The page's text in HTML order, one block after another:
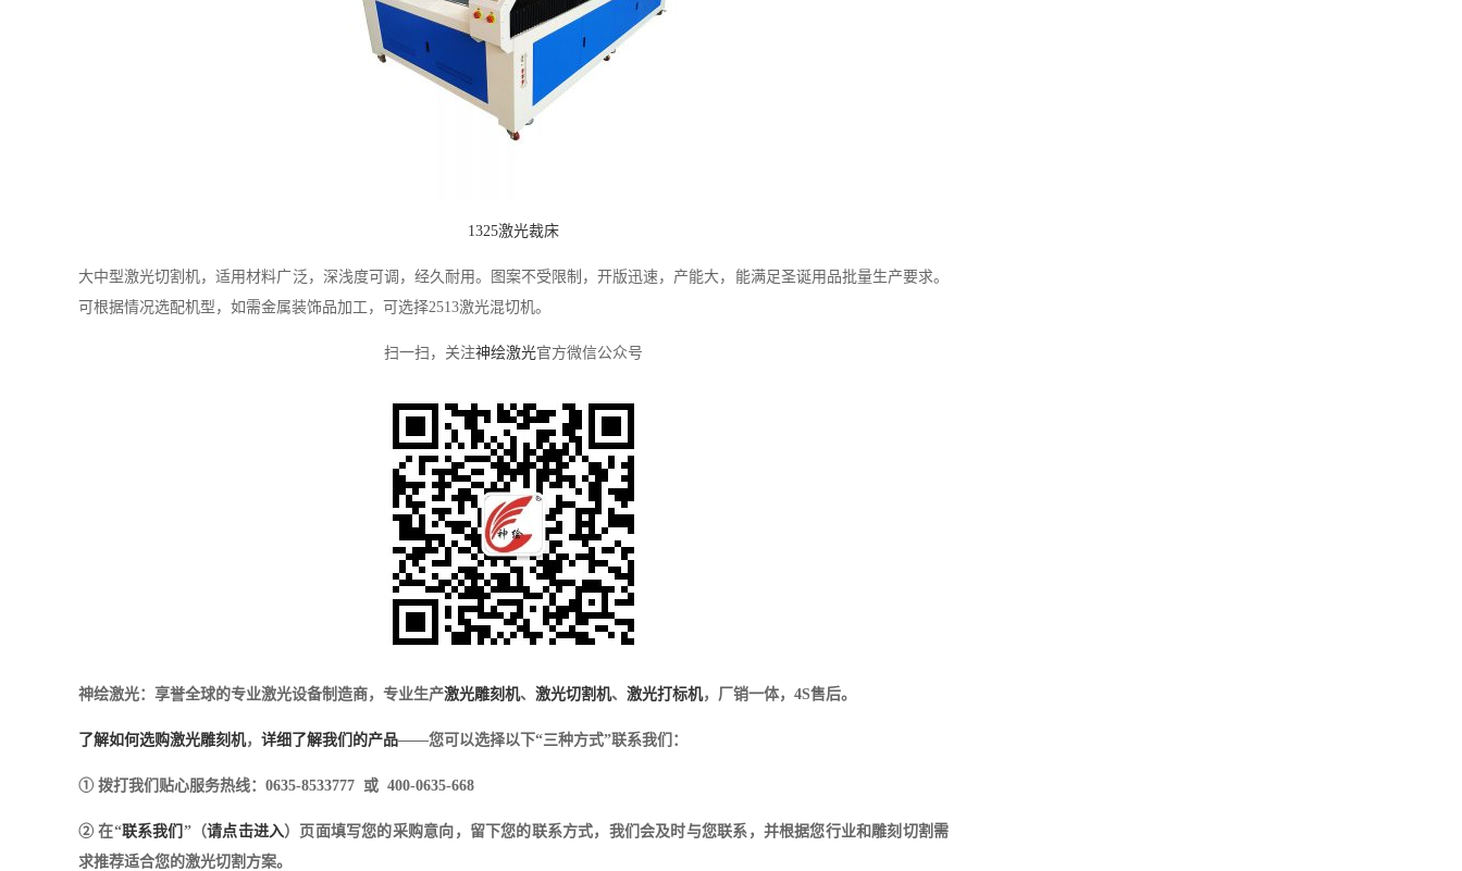
1325激光裁床
大中型激光切割机，适用材料广泛，深浅度可调，经久耐用。图案不受限制，开版迅速，产能大，能满足圣诞用品批量生产要求。
可根据情况选配机型，如需金属装饰品加工，可选择2513激光混切机。
扫一扫，关注神绘激光官方微信公众号
神绘激光：享誉全球的专业激光设备制造商，专业生产激光雕刻机、 激光切割机、 激光打标机，厂销一体，4S售后。
了解如何选购激光雕刻机， 详细了解我们的产品——您可以选择以下“三种方式”联系我们：
① 拨打我们贴心服务热线：0635-8533777 或 400-0635-668
② 在“联系我们 ”（请点击进入）页面填写您的采购意向，留下您的联系方式，我们会及时与您联系，并根据您行业和雕刻切割需
求推荐适合您的激光切割方案。